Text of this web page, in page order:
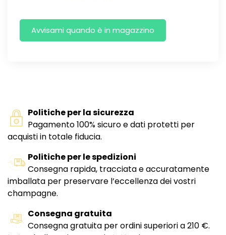
Politiche per la sicurezza
Pagamento 100% sicuro e dati protetti per
acquisti in totale fiducia.
Politiche per le spedizioni
Consegna rapida, tracciata e accuratamente
imballata per preservare l’eccellenza dei vostri
champagne.
Consegna gratuita
Consegna gratuita per ordini superiori a 210 €.